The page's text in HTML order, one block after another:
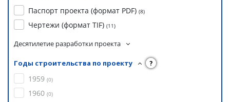
Паспорт проекта (формат PDF) (8)
Чертежи (формат TIF) (11)
Десятилетие разработки проекта
Годы строительства по проекту ?
1959 (0)
1960 (0)